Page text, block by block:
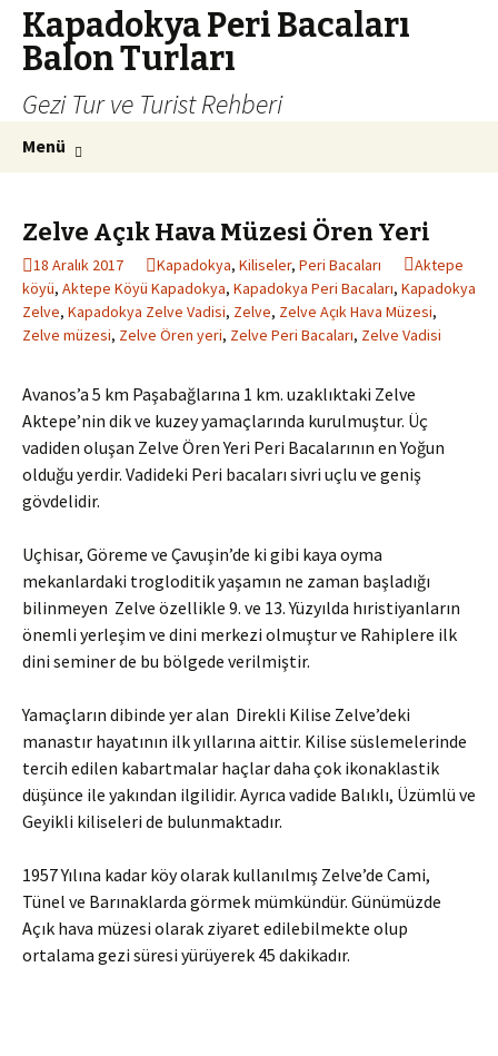
Kapadokya Peri Bacaları
Balon Turları
Gezi Tur ve Turist Rehberi
Menü
Zelve Açık Hava Müzesi Ören Yeri
18 Aralık 2017 Kapadokya, Kiliseler, Peri Bacaları
Aktepe
köyü, Aktepe Köyü Kapadokya, Kapadokya Peri Bacaları, Kapadokya
Zelve, Kapadokya Zelve Vadisi, Zelve, Zelve Açık Hava Müzesi,
Zelve müzesi, Zelve Ören yeri, Zelve Peri Bacaları, Zelve Vadisi
Avanos’a 5 km Paşabağlarına 1 km. uzaklıktaki Zelve
Aktepe’nin dik ve kuzey yamaçlarında kurulmuştur. Üç
vadiden oluşan Zelve Ören Yeri Peri Bacalarının en Yoğun
olduğu yerdir. Vadideki Peri bacaları sivri uçlu ve geniş
gövdelidir.
Uçhisar, Göreme ve Çavuşin’de ki gibi kaya oyma
mekanlardaki trogloditik yaşamın ne zaman başladığı
bilinmeyen Zelve özellikle 9. ve 13. Yüzyılda hıristiyanların
önemli yerleşim ve dini merkezi olmuştur ve Rahiplere ilk
dini seminer de bu bölgede verilmiştir.
Yamaçların dibinde yer alan Direkli Kilise Zelve’deki
manastır hayatının ilk yıllarına aittir. Kilise süslemelerinde
tercih edilen kabartmalar haçlar daha çok ikonaklastik
düşünce ile yakından ilgilidir. Ayrıca vadide Balıklı, Üzümlü ve
Geyikli kiliseleri de bulunmaktadır.
1957 Yılına kadar köy olarak kullanılmış Zelve’de Cami,
Tünel ve Barınaklarda görmek mümkündür. Günümüzde
Açık hava müzesi olarak ziyaret edilebilmekte olup
ortalama gezi süresi yürüyerek 45 dakikadır.